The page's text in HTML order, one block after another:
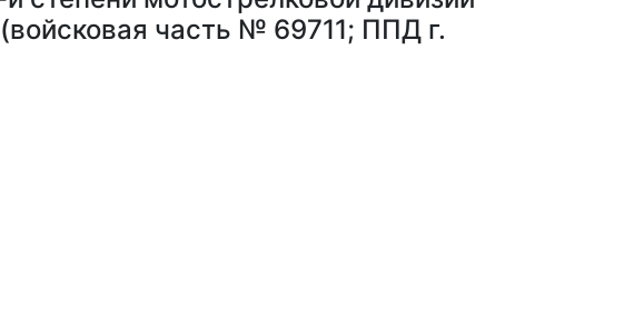
часть № 69711; ППД г.